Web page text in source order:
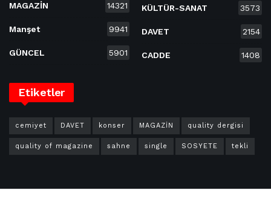
MAGAZİN 14321
Manşet 9941
GÜNCEL 5901
KÜLTÜR-SANAT 3573
DAVET 2154
CADDE 1408
Etiketler
cemiyet DAVET konser MAGAZİN quality dergisi
quality of magazine sahne single SOSYETE tekli